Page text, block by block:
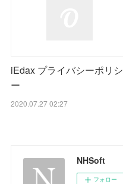
iEdax プライバシーポリシ
ー
2020.07.27 02:27
NHSoft
フォロー